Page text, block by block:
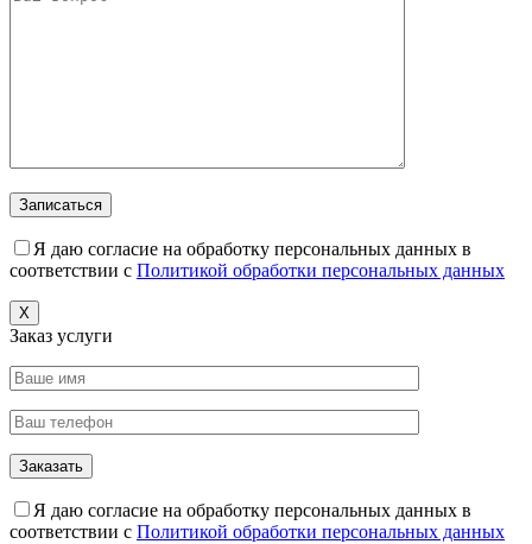
Я даю согласие на обработку персональных данных в
соответствии с Политикой обработки персональных данных
X
Заказ услуги
Я даю согласие на обработку персональных данных в
соответствии с Политикой обработки персональных данных